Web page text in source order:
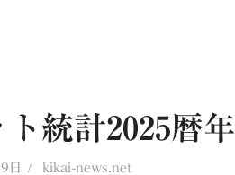
ト統計2025暦年
日 Author
kikai-news.net